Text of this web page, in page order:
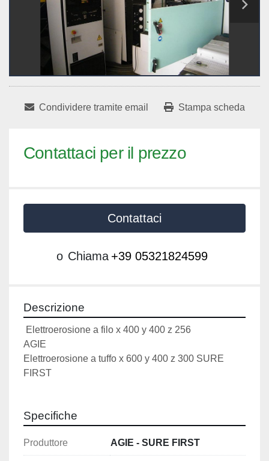
Condividere tramite email Stampa scheda
Contattaci per il prezzo
Contattaci
o Chiama +39 05321824599
Descrizione
Elettroerosione a filo x 400 y 400 z 256
AGIE
Elettroerosione a tuffo x 600 y 400 z 300 SURE
FIRST
Specifiche
Produttore AGIE - SURE FIRST